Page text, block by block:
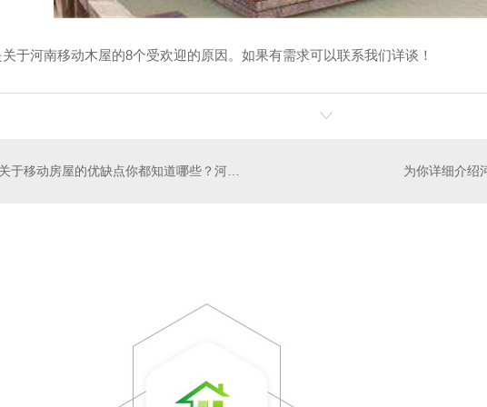
于河南移动木屋的8个受欢迎的原因。如果有需求可以联系我们详谈！
关于移动房屋的优缺点你都知道哪些？河南移动房屋厂家小编告诉你